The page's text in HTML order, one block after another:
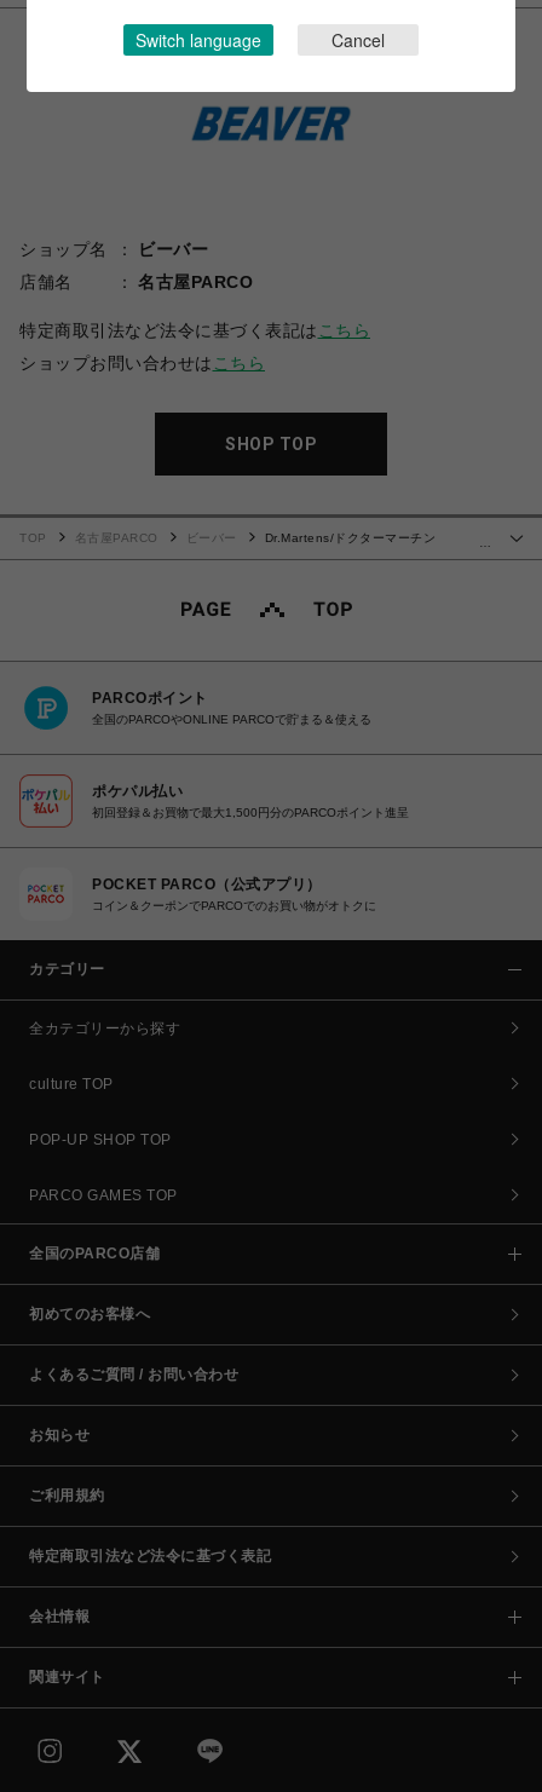
ショップ名
ビーバー
店舗名
名古屋PARCO
特定商取引法など法令に基づく表記は こちら
ショップお問い合わせは こちら
SHOP TOP
…
TOP 名古屋PARCO ビーバー
Dr.Martens/ドクターマーチン
PARCOポイント
全国のPARCOやONLINE PARCOで貯まる＆使える
ポケパル払い
初回登録＆お買物で最大1,500円分のPARCOポイント進呈
POCKET PARCO（公式アプリ）
コイン＆クーポンでPARCOでのお買い物がオトクに
カテゴリー
全カテゴリーから探す
culture TOP
POP-UP SHOP TOP
PARCO GAMES TOP
全国のPARCO店舗
初めてのお客様へ
よくあるご質問 / お問い合わせ
お知らせ
ご利用規約
特定商取引法など法令に基づく表記
会社情報
関連サイト
Switch language Cancel